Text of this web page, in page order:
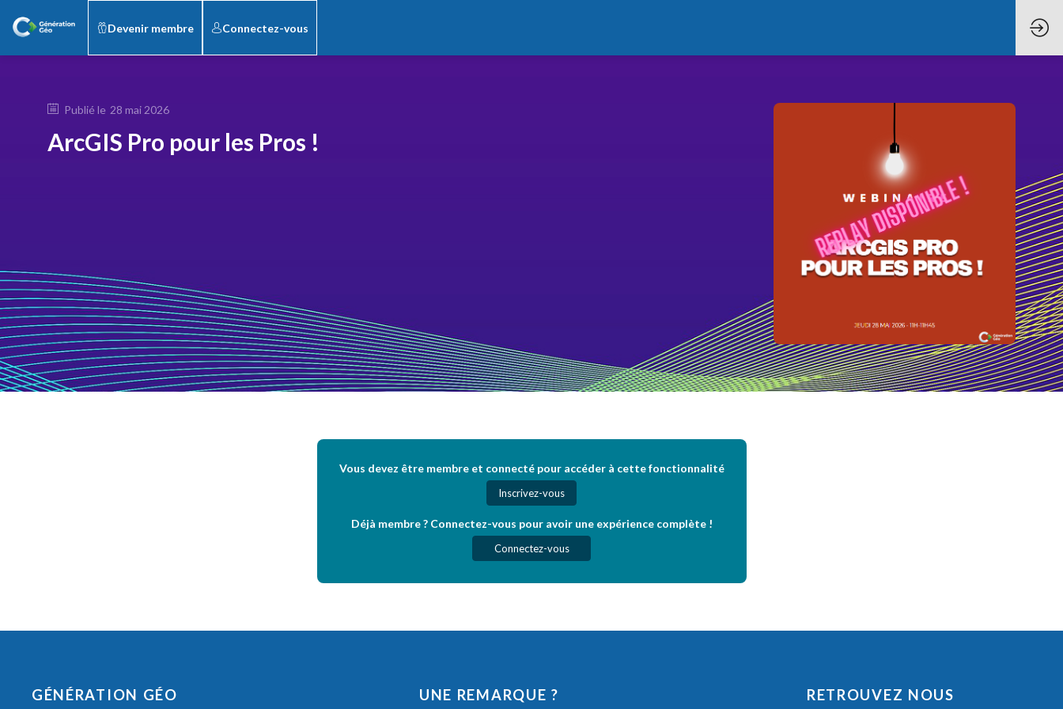
Devenir membre Connectez-vous
Publié le 28 mai 2026
ArcGIS Pro pour les Pros !
Vous devez être membre et connecté pour accéder à cette fonctionnalité
Inscrivez-vous
Déjà membre ? Connectez-vous pour avoir une expérience complète !
Connectez-vous
GÉNÉRATION GÉO
UNE REMARQUE ?
RETROUVEZ NOUS